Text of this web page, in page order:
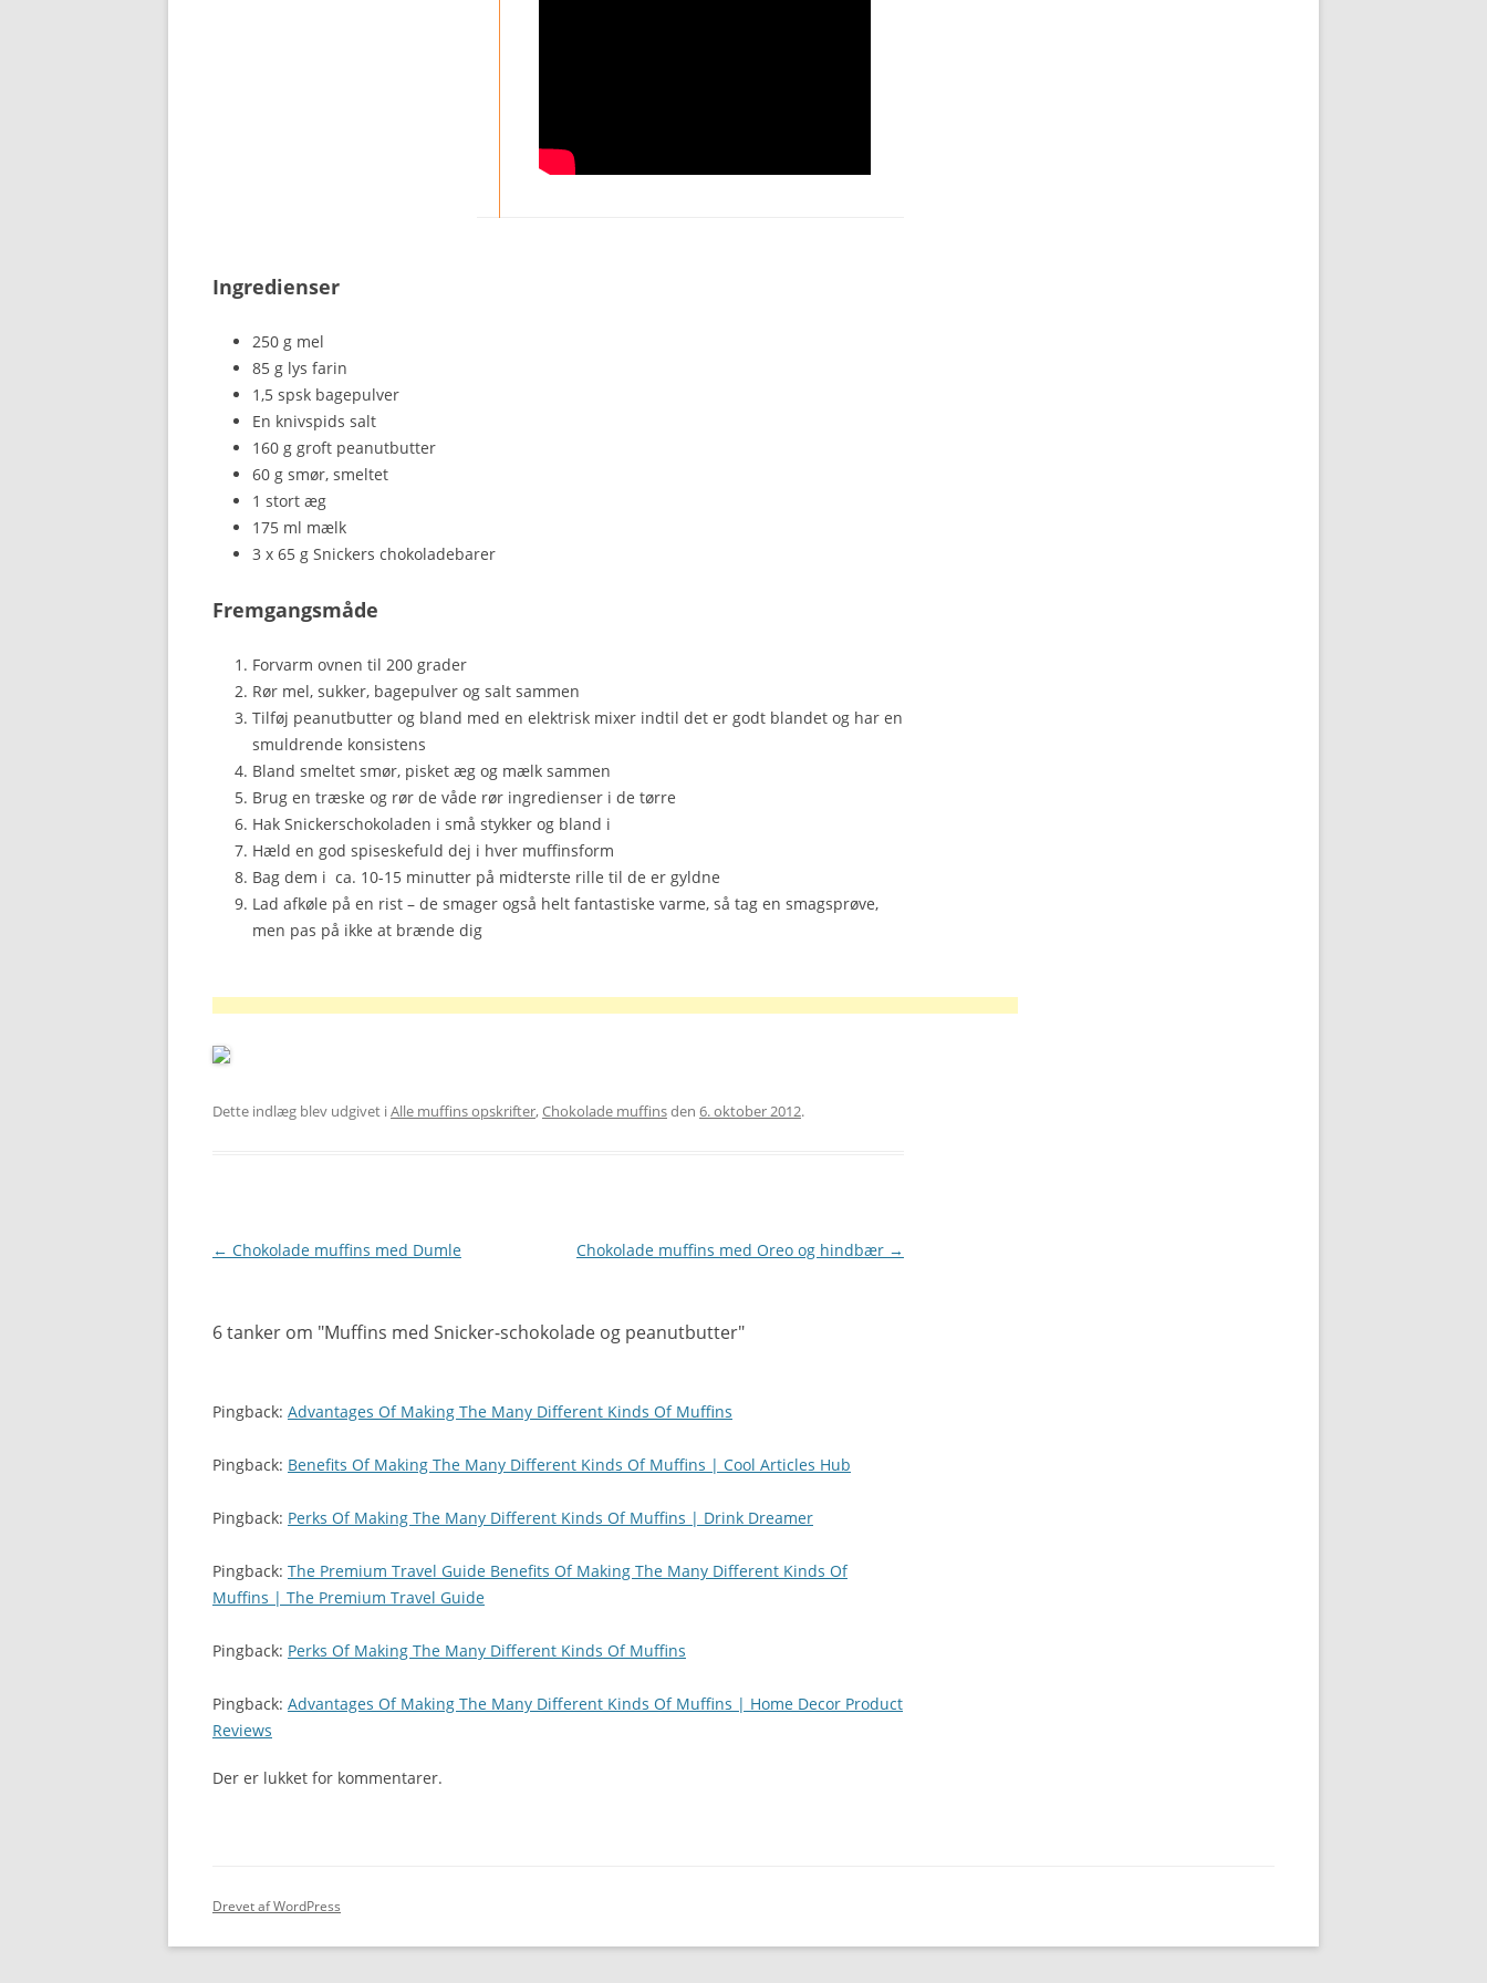
Ingredienser
250 g mel
85 g lys farin
1,5 spsk bagepulver
En knivspids salt
160 g groft peanutbutter
60 g smør, smeltet
1 stort æg
175 ml mælk
3 x 65 g Snickers chokoladebarer
Fremgangsmåde
Forvarm ovnen til 200 grader
Rør mel, sukker, bagepulver og salt sammen
Tilføj peanutbutter og bland med en elektrisk mixer indtil det er godt blandet og har en
smuldrende konsistens
Bland smeltet smør, pisket æg og mælk sammen
Brug en træske og rør de våde rør ingredienser i de tørre
Hak Snickerschokoladen i små stykker og bland i
Hæld en god spiseskefuld dej i hver muffinsform
Bag dem i ca. 10-15 minutter på midterste rille til de er gyldne
Lad afkøle på en rist – de smager også helt fantastiske varme, så tag en smagsprøve,
men pas på ikke at brænde dig
Dette indlæg blev udgivet iAlle muffins opskrifter,Chokolade muffinsden 6. oktober 2012.
Indlægsnavigation
← Chokolade muffins med Dumle Chokolade muffins med Oreo og hindbær →
6 tanker om "Muffins med Snicker-schokolade og peanutbutter"
Pingback: Advantages Of Making The Many Different Kinds Of Muffins
Pingback: Benefits Of Making The Many Different Kinds Of Muffins | Cool Articles Hub
Pingback: Perks Of Making The Many Different Kinds Of Muffins | Drink Dreamer
Pingback: The Premium Travel Guide Benefits Of Making The Many Different Kinds Of
Muffins | The Premium Travel Guide
Pingback: Perks Of Making The Many Different Kinds Of Muffins
Pingback: Advantages Of Making The Many Different Kinds Of Muffins | Home Decor Product
Reviews
Der er lukket for kommentarer.
Drevet af WordPress